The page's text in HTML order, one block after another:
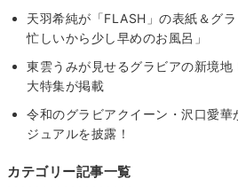
天羽希純が「FLASH」の表紙＆グ
忙しいから少し早めのお風呂」
東雲うみが見せるグラビアの新境
大特集が掲載
令和のグラビアクイーン・沢口愛
ジュアルを披露！
カテゴリー記事一覧